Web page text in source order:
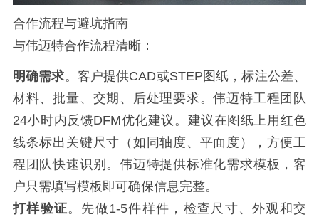
合作流程与避坑指南
与伟迈特合作流程清晰：
明确需求。客户提供CAD或STEP图纸，标注公差、
材料、批量、交期、后处理要求。伟迈特工程团队
24小时内反馈DFM优化建议。建议在图纸上用红色
线条标出关键尺寸（如同轴度、平面度），方便工
程团队快速识别。伟迈特提供标准化需求模板，客
户只需填写模板即可确保信息完整。
打样验证。先做1-5件样件，检查尺寸、外观和交